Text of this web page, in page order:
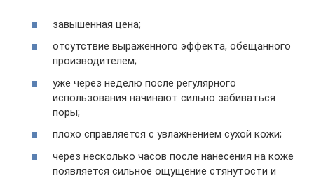
завышенная цена;
отсутствие выраженного эффекта, обещанного
производителем;
уже через неделю после регулярного
использования начинают сильно забиваться
поры;
плохо справляется с увлажнением сухой кожи;
через несколько часов после нанесения на коже
появляется сильное ощущение стянутости и